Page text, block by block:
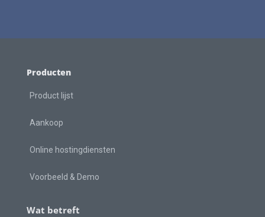
Producten
Product lijst
Aankoop
Online hostingdiensten
Voorbeeld & Demo
Wat betreft